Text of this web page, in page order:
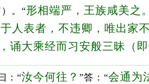
。“形相端严，王族咸美之。
人表者，不违卿，唯出家不
诵大乘经而习安般三昧（
：“汝今何往？ ”答：“会通为